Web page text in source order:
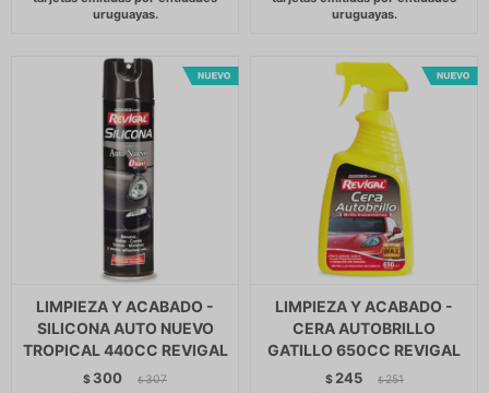
LIMPIEZA Y ACABADO -
SILICONA AUTO NUEVO
TROPICAL 440CC REVIGAL
$ 300 $ 307
LIMPIEZA Y ACABADO -
CERA AUTOBRILLO
GATILLO 650CC REVIGAL
$ 245 $ 251